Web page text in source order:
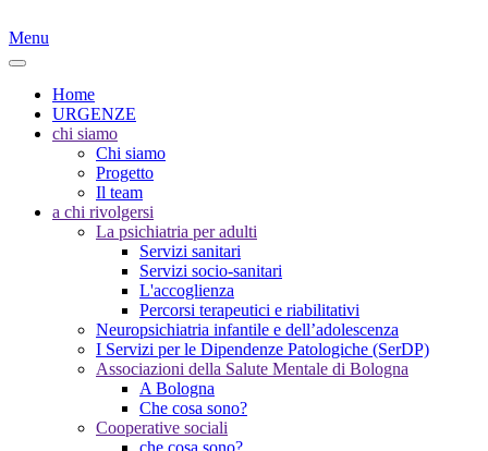
Menu
Home
URGENZE
chi siamo
Chi siamo
Progetto
Il team
a chi rivolgersi
La psichiatria per adulti
Servizi sanitari
Servizi socio-sanitari
L'accoglienza
Percorsi terapeutici e riabilitativi
Neuropsichiatria infantile e dell’adolescenza
I Servizi per le Dipendenze Patologiche (SerDP)
Associazioni della Salute Mentale di Bologna
A Bologna
Che cosa sono?
Cooperative sociali
che cosa sono?